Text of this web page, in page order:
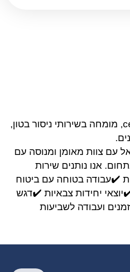
מנכ"ל בחברת cemento, מומחה בשירותי ניסור בטון,
עם צוות מאומן ומנוסה עם
אנו נותנים שירות
✔️עבודה בטוחה עם ביטוח
יחידות צבאיות ✔️דגש
ועבודה לשביעות